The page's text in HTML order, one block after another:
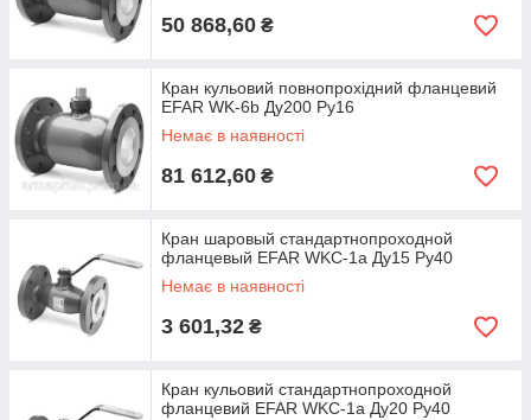
50 868,60 ₴
Кран кульовий повнопрохідний фланцевий
EFAR WK-6b Ду200 Ру16
Немає в наявності
81 612,60 ₴
Кран шаровый стандартнопроходной
фланцевый EFAR WKС-1a Ду15 Ру40
Немає в наявності
3 601,32 ₴
Кран кульовий стандартнопроходной
фланцевий EFAR WKС-1a Ду20 Ру40